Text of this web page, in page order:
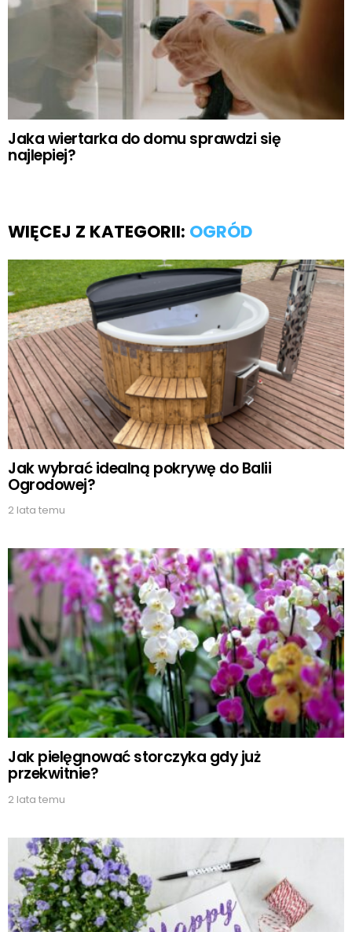
Jaka wiertarka do domu sprawdzi się
najlepiej?
WIĘCEJ Z KATEGORII: OGRÓD
Jak wybrać idealną pokrywę do Balii
Ogrodowej?
2 lata temu
Jak pielęgnować storczyka gdy już
przekwitnie?
2 lata temu